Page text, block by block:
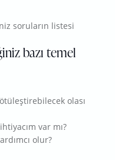
soruların listesi
bazı temel
olası
var mı?
olur?